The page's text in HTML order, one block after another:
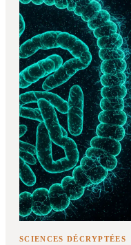
SCIENCES DÉCRYPTÉES